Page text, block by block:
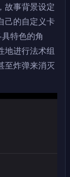
故事背景设定
己的自定义卡
特色的角
地进行法术组
至炸弹来消灭